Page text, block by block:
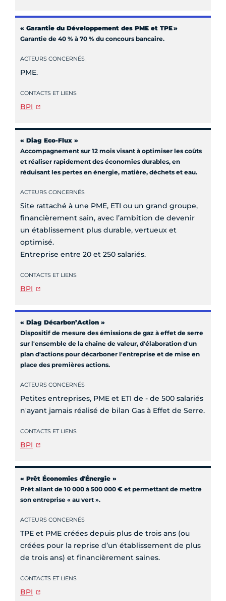
« Garantie du Développement des PME et TPE»
Garantie de 40 % à 70 % du concours bancaire.
ACTEURS CONCERNÉS
PME.
CONTACTS ET LIENS
BPI
« Diag Eco-Flux »
Accompagnement sur 12 mois visant à optimiser les coûts
et réaliser rapidement des économies durables, en
réduisant les pertes en énergie, matière, déchets et eau.
ACTEURS CONCERNÉS
Site rattaché à une PME, ETI ou un grand groupe,
financièrement sain, avec l’ambition de devenir
un établissement plus durable, vertueux et
optimisé.
Entreprise entre 20 et 250 salariés.
CONTACTS ET LIENS
BPI
« Diag Décarbon’Action »
Dispositif de mesure des émissions de gaz à effet de serre
sur l'ensemble de la chaîne de valeur, d'élaboration d'un
plan d'actions pour décarboner l'entreprise et de mise en
place des premières actions.
ACTEURS CONCERNÉS
Petites entreprises, PME et ETI de - de 500 salariés
n'ayant jamais réalisé de bilan Gas à Effet de Serre.
CONTACTS ET LIENS
BPI
« Prêt Économies d'Énergie »
Prêt allant de 10 000 à 500 000 € et permettant de mettre
son entreprise « au vert ».
ACTEURS CONCERNÉS
TPE et PME créées depuis plus de trois ans (ou
créées pour la reprise d’un établissement de plus
de trois ans) et financièrement saines.
CONTACTS ET LIENS
BPI